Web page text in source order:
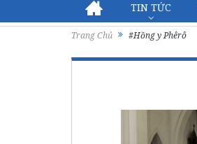
TIN TỨC
Trang Chủ #Hồng y Phêrô